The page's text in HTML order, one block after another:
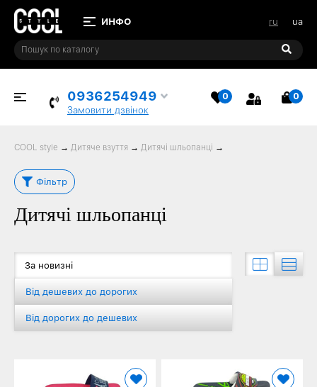
ru ua
0936254949
Замовити дзвінок
0
0ВИБРАНЕ
COOL style → Дитяче взуття → Дитячі шльопанці →
Фільтр
Дитячі шльопанці
За новизні
Від дешевих до дорогих
Від дорогих до дешевих